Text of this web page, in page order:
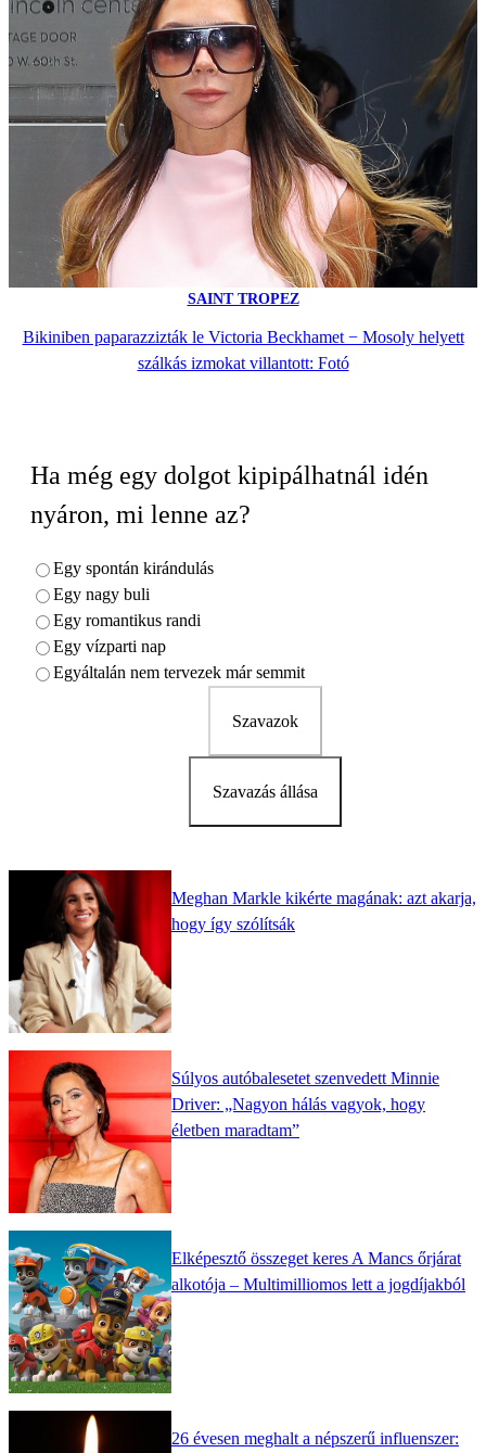
SAINT TROPEZ
Bikiniben paparazzizták le Victoria Beckhamet − Mosoly helyett
szálkás izmokat villantott: Fotó
Ha még egy dolgot kipipálhatnál idén
nyáron, mi lenne az?
Egy spontán kirándulás
Egy nagy buli
Egy romantikus randi
Egy vízparti nap
Egyáltalán nem tervezek már semmit
Szavazok
Szavazás állása
Meghan Markle kikérte magának: azt akarja,
hogy így szólítsák
Súlyos autóbalesetet szenvedett Minnie
Driver: „Nagyon hálás vagyok, hogy
életben maradtam”
Elképesztő összeget keres A Mancs őrjárat
alkotója – Multimilliomos lett a jogdíjakból
26 évesen meghalt a népszerű influenszer: